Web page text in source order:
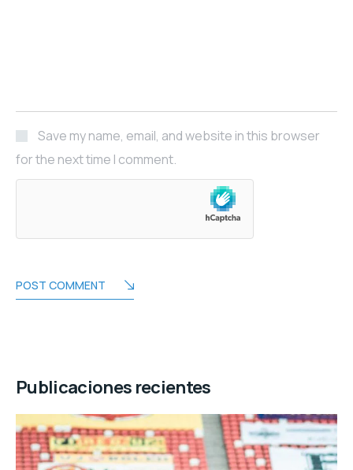
Save my name, email, and website in this browser
for the next time I comment.
POST COMMENT
Publicaciones recientes